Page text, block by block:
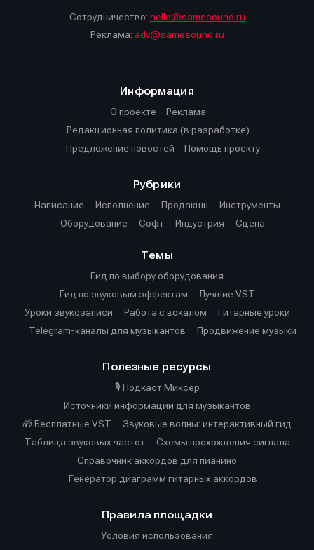
Сотрудничество: hello@samesound.ru
Реклама: adv@samesound.ru
Информация
О проекте
Реклама
Редакционная политика (в разработке)
Предложение новостей
Помощь проекту
Рубрики
Написание
Исполнение Продакшн
Инструменты
Оборудование
Софт Индустрия Сцена
Темы
Гид по выбору оборудования
Гид по звуковым эффектам
Лучшие VST
Уроки звукозаписи
Работа с вокалом
Гитарные уроки
Telegram-каналы для музыкантов
Продвижение музыки
Полезные ресурсы
🎙️ Подкаст Миксер
Источники информации для музыкантов
🎁 Бесплатные VST
Звуковые волны: интерактивный гид
Таблица звуковых частот
Cхемы прохождения сигнала
Справочник аккордов для пианино
Генератор диаграмм гитарных аккордов
Правила площадки
Условия использования